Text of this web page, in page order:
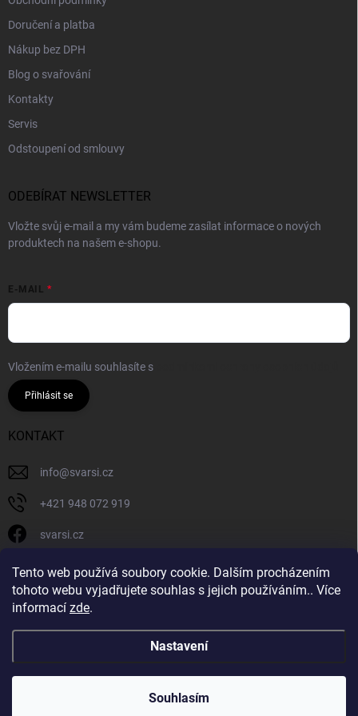
Tento web používá soubory cookie. Dalším procházením
tohoto webu vyjadřujete souhlas s jejich používáním.. Více
informací zde.
Nastavení
Souhlasím
Doručení a platba
Nákup bez DPH
Blog o svařování
Kontakty
Servis
Odstoupení od smlouvy
ODEBÍRAT NEWSLETTER
Vložte svůj e-mail a my vám budeme zasílat informace o nových
produktech na našem e-shopu.
E-MAIL
Vložením e-mailu souhlasíte s
Přihlásit se
KONTAKT
info@svarsi.cz
+421 948 072 919
svarsi.cz
svarsi.cz
SVARSI.CZ . Všechna práva vyhrazena.